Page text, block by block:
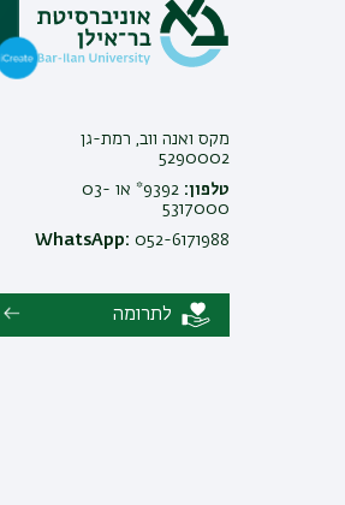
מקס ואנה ווב, רמת-גן
5290002
טלפון:
9392* או 03-
5317000
WhatsApp: 052-6171988
לתרומה